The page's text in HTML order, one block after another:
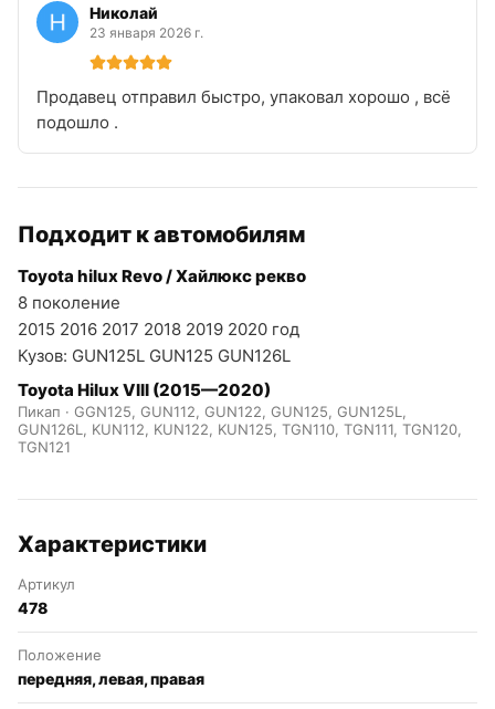
Николай
23 января 2026 г.
Продавец отправил быстро, упаковал хорошо , всё
подошло .
Подходит к автомобилям
Toyota hilux Revo / Хайлюкс рекво
8 поколение
2015 2016 2017 2018 2019 2020 год
Кузов: GUN125L GUN125 GUN126L
Toyota Hilux VIII (2015—2020)
Пикап · GGN125, GUN112, GUN122, GUN125, GUN125L,
GUN126L, KUN112, KUN122, KUN125, TGN110, TGN111, TGN120,
TGN121
Характеристики
Артикул
478
Положение
передняя, левая, правая